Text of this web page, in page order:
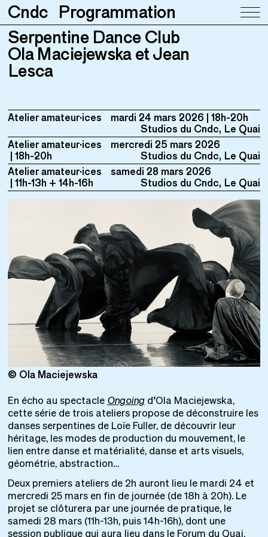
Cndc Programmation
Serpentine Dance Club
Ola Maciejewska et Jean Lesca
Serpentine Dance Club
Ola Maciejewska et Jean
Lesca
Atelier amateur·ices mardi 24 mars 2026
18h-20h
Studios du Cndc, Le Quai
Atelier amateur·ices
mercredi 25 mars 2026
18h-20h
Studios du Cndc, Le Quai
Atelier amateur·ices
samedi 28 mars 2026
11h-13h + 14h-16h
Studios du Cndc, Le Quai
© Ola Maciejewska
En écho au spectacle Ongoingd’Ola Maciejewska,
cette série de trois ateliers propose de déconstruire les
danses serpentines de Loïe Fuller, de découvrir leur
héritage, les modes de production du mouvement, le
lien entre danse et matérialité, danse et arts visuels,
géométrie, abstraction…
Deux premiers ateliers de 2h auront lieu le mardi 24 et
mercredi 25 mars en fin de journée (de 18h à 20h). Le
projet se clôturera par une journée de pratique, le
samedi 28 mars (11h-13h, puis 14h-16h), dont une
session publique qui aura lieu dans le Forum du Quai.